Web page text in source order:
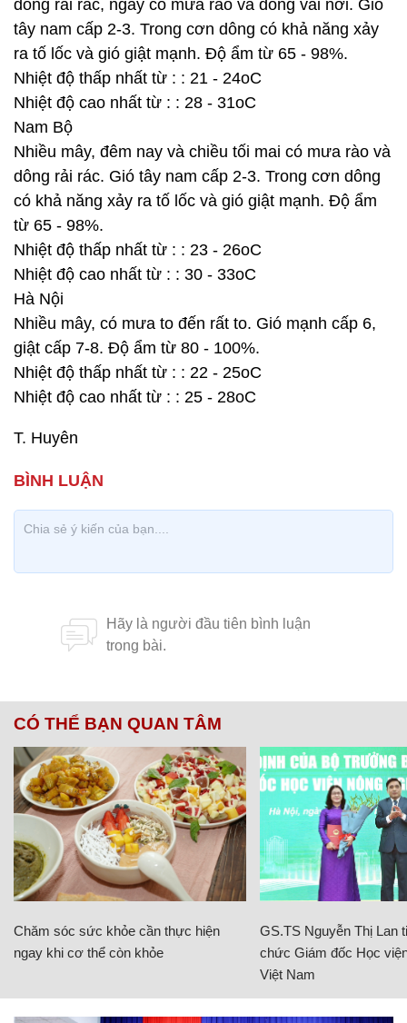
dông rải rác, ngày có mưa rào và dông vài nơi. Gió
tây nam cấp 2-3. Trong cơn dông có khả năng xảy
ra tố lốc và gió giật mạnh. Độ ẩm từ 65 - 98%.
Nhiệt độ thấp nhất từ : : 21 - 24oC
Nhiệt độ cao nhất từ : : 28 - 31oC
Nam Bộ
Nhiều mây, đêm nay và chiều tối mai có mưa rào và
dông rải rác. Gió tây nam cấp 2-3. Trong cơn dông
có khả năng xảy ra tố lốc và gió giật mạnh. Độ ẩm
từ 65 - 98%.
Nhiệt độ thấp nhất từ : : 23 - 26oC
Nhiệt độ cao nhất từ : : 30 - 33oC
Hà Nội
Nhiều mây, có mưa to đến rất to. Gió mạnh cấp 6,
giật cấp 7-8. Độ ẩm từ 80 - 100%.
Nhiệt độ thấp nhất từ : : 22 - 25oC
Nhiệt độ cao nhất từ : : 25 - 28oC
T. Huyên
CÓ THỂ BẠN QUAN TÂM
Chăm sóc sức khỏe cần thực hiện
ngay khi cơ thể còn khỏe
GS.TS Nguyễn Thị Lan
chức Giám đốc Học
Việt Nam